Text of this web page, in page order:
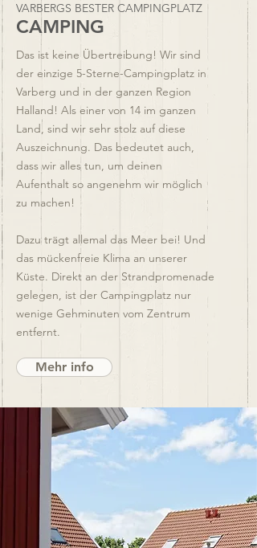
VARBERGS BESTER CAMPINGPLATZ
CAMPING
Das ist keine Übertreibung! Wir sind
der einzige 5-Sterne-Campingplatz in
Varberg und in der ganzen Region
Halland! Als einer von 14 im ganzen
Land, sind wir sehr stolz auf diese
Auszeichnung. Das bedeutet auch,
dass wir alles tun, um deinen
Aufenthalt so angenehm wir möglich
zu machen!
Dazu trägt allemal das Meer bei! Und
das mückenfreie Klima an unserer
Küste. Direkt an der Strandpromenade
gelegen, ist der Campingplatz nur
wenige Gehminuten vom Zentrum
entfernt.
Mehr info